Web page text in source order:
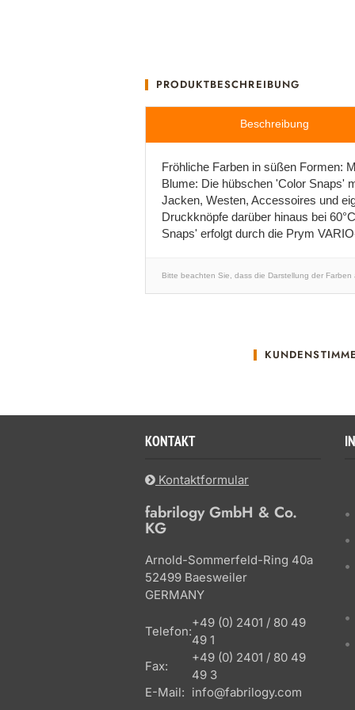
PRODUKTBESCHREIBUNG
Beschreibung
Fröhliche Farben in süßen Formen:
Blume: Die hübschen 'Color Snaps'
Jacken, Westen, Accessoires und
Druckknöpfe darüber hinaus bei
Snaps' erfolgt durch die Prym
Bitte beachten Sie, dass die Darstellung der
KONTAKT
Kontaktformular
fabrilogy GmbH & Co.
KG
Arnold-Sommerfeld-Ring 40a
52499 Baesweiler
GERMANY
Telefon:
+49 (0) 2401 / 80 49
49 1
Fax:
+49 (0) 2401 / 80 49
49 3
E-Mail: info@fabrilogy.com